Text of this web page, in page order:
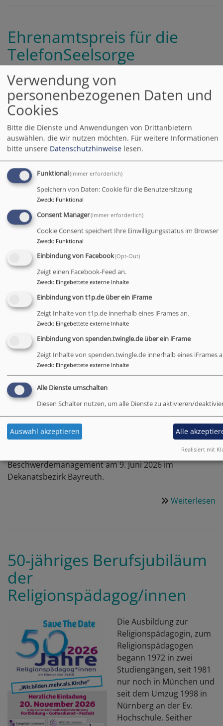
Ehrenamtspreis für die
TelefonSeelsorge
Ostoberfranken
Gregor Jungheim
Die TelefonSeelsorge
Juli in Bayreuth von der
Versicherungskammer
Stiftung mit dem
Ehrenamtspreis 2026 für
den Regierungsbezirk
ausgezeichnet. Knapp 30
Organisationen hatten sich um den Preis zum Motto:
"Ehrenamt zeitgemäß gestalten - Offen für Neues, stark
im Miteinander" beworben.
Fortbildung zum
Beschwerdemanagement
im Dekanatsbezirk
Bayreuth
Wie können Beschwerden ernsthaft, transparent und
verlässlich bearbeitet werden? Mit dieser Frage
beschäftigten sich Mitglieder des Interventionsteams,
Ansprechpersonen sowie Seniorinnen und Senioren
Beschwerdemanagement am 9. Juni 2026 im
Dekanatsbezirk Bayreuth.
Weiterlesen
50-jähriges Berufsjubiläum
der
Religionspädagog/innen
Die Ausbildung zur
Religionspädagogin, zum
Religionspädagogen
begann 1972 in zwei
Studiengängen, seit 1981
nur noch in München und
seit dem Umzug 1998 in
Nürnberg an der Ev.
Hochschule. Seither
Verwendung von
personenbezogenen Daten und
Cookies
Bitte die Dienste und Anwendungen von Drittanbietern
auswählen, die wir nutzen möchten. Für weitere Informationen
bitte unsere Datenschutzhinweise lesen.
Funktional(immer erforderlich)
Speichern von Daten: Cookie für die Benutzersitzung
Zweck: Funktional
Consent Manager(immer erforderlich)
Cookie Consent speichert Ihre Einwilligungsstatus im Browser
Zweck: Funktional
Einbindung von Facebook(Opt-Out)
Zeigt einen Facebook-Feed an.
Zweck: Eingebettete externe Inhalte
Einbindung von t1p.de über ein iFrame
Zeigt Inhalte von t1p.de innerhalb eines iFrames an.
Zweck: Eingebettete externe Inhalte
Einbindung von spenden.twingle.de über ein iFrame
Zeigt Inhalte von spenden.twingle.de innerhalb eines iFrames
Zweck: Eingebettete externe Inhalte
Alle Dienste umschalten
Diesen Schalter nutzen, um alle Dienste zu aktivieren/
Auswahl akzeptieren Alle
Realisiert mit